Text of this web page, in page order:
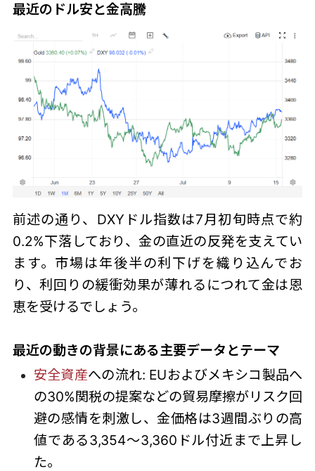
最近のドル安と金高騰
前述の通り、DXYドル指数は7月初旬時点で約
0.2%下落しており、金の直近の反発を支えてい
ます。市場は年後半の利下げを織り込んでお
り、利回りの緩衝効果が薄れるにつれて金は恩
恵を受けるでしょう。
最近の動きの背景にある主要データとテーマ
安全資産への流れ: EUおよびメキシコ製品へ
の30%関税の提案などの貿易摩擦がリスク回
避の感情を刺激し、金価格は3週間ぶりの高
値である3,354～3,360ドル付近まで上昇し
た。